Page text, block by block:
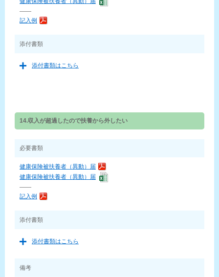
——
記入例
添付書類
添付書類はこちら
14.収入が超過したので扶養から外したい
必要書類
健康保険被扶養者（異動）届
健康保険被扶養者（異動）届
——
記入例
添付書類
添付書類はこちら
備考